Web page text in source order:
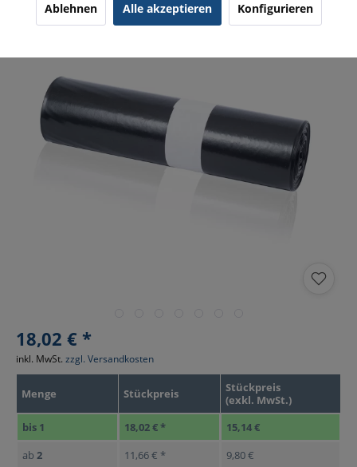
18,02 € *
Menge Stückpreis
Stückpreis
(exkl. MwSt.)
bis 1 18,02 € *
15,14 €
ab 2 11,66 € *
9,80 €
inkl. MwSt. zzgl. Versandkosten
Ablehnen Alle akzeptieren Konfigurieren